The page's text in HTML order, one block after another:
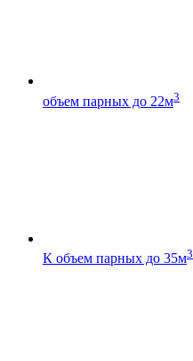
объем парных до 22м3
К объем парных до 35м3